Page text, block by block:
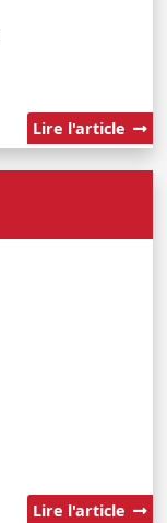
Lire l'article
Lire l'article